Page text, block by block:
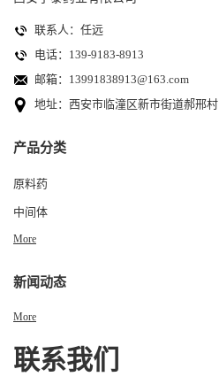
联系人：任远
电话：139-9183-8913
邮箱： 13991838913@163.com
地址：西安市临潼区新市街道郝邢村
产品分类
原料药
中间体
More
新闻动态
More
联系我们